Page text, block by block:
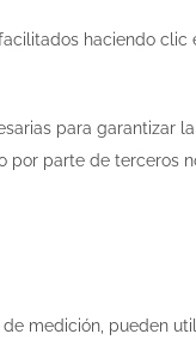
haciendo
para garantizar
por parte de terceros
medición, pueden